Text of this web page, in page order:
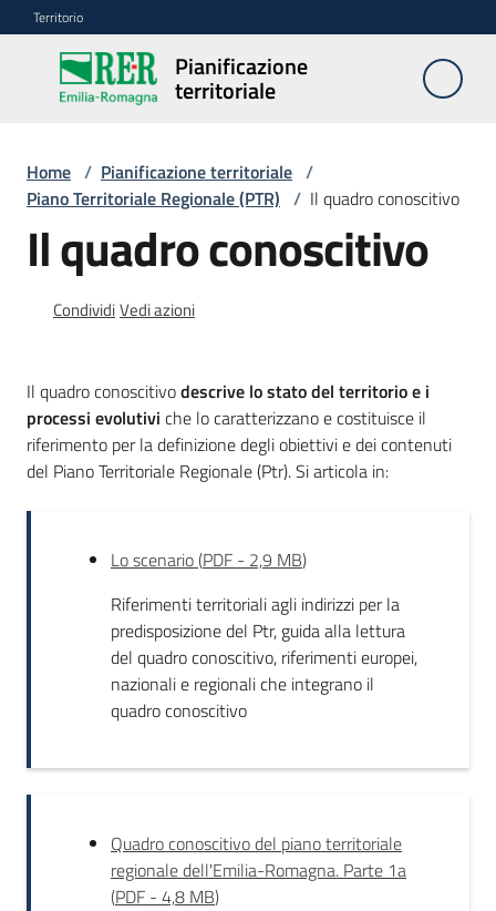
Vai al contenuto
Vai alla navigazione
Vai al footer
Territorio
Pianificazione
territoriale
Pianificazione
territoriale
Piano
regionale
Menu selezionato
Piano
regionale
P
i
l
e
Home / Pianificazione territoriale /
Piano Territoriale Regionale (PTR) / Il quadro conoscitivo
Il quadro conoscitivo
CondividiVedi azioni
Il quadro conoscitivodescrive lo stato del territorio e i
processi evolutivi che lo caratterizzano e costituisce il
riferimento per la definizione degli obiettivi e dei contenuti
del Piano Territoriale Regionale (Ptr). Si articola in:
Lo scenario(PDF - 2,9 MB)
Riferimenti territoriali agli indirizzi per la
predisposizione del Ptr, guida alla lettura
del quadro conoscitivo, riferimenti europei,
nazionali e regionali che integrano il
quadro conoscitivo
Quadro conoscitivo del piano territoriale
regionale dell'Emilia-Romagna. Parte 1a
(PDF - 4,8 MB)